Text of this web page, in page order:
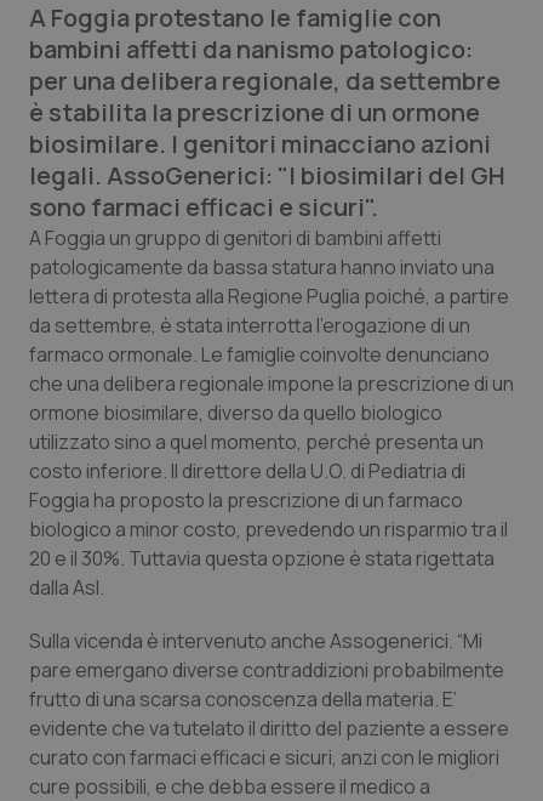
Edizioni Regionali
QS Pro
Professionisti Sanitari.AI
Abruzzo
Basilicata
Calabria
Campania
Emilia-Romagna
Friuli Venezia Giulia
Lazio
Liguria
Lombardia
Marche
QS Pro Gold
Artrite & artrosi
Asma & BPCO
Car-T
Colesterolo & coronaropatie
Dermatite Atopica
Diabete & glucometri
Disturbi dell’umore
Dolore
Donna & Salute
QS Club Newsletter
A Foggia protestano le famiglie con
bambini affetti da nanismo patologico:
per una delibera regionale, da settembre
è stabilita la prescrizione di un ormone
biosimilare. I genitori minacciano azioni
legali. AssoGenerici: "I biosimilari del GH
sono farmaci efficaci e sicuri".
A Foggia un gruppo di genitori di bambini affetti
patologicamente da bassa statura hanno inviato una
lettera di protesta alla Regione Puglia poiché, a partire
da settembre, è stata interrotta l’erogazione di un
farmaco ormonale. Le famiglie coinvolte denunciano
che una delibera regionale impone la prescrizione di un
ormone biosimilare, diverso da quello biologico
utilizzato sino a quel momento, perché presenta un
costo inferiore. Il direttore della U.O. di Pediatria di
Foggia ha proposto la prescrizione di un farmaco
biologico a minor costo, prevedendo un risparmio tra il
20 e il 30%. Tuttavia questa opzione è stata rigettata
dalla Asl.
Sulla vicenda è intervenuto anche Assogenerici. “Mi
pare emergano diverse contraddizioni probabilmente
frutto di una scarsa conoscenza della materia. E’
evidente che va tutelato il diritto del paziente a essere
curato con farmaci efficaci e sicuri, anzi con le migliori
cure possibili, e che debba essere il medico a